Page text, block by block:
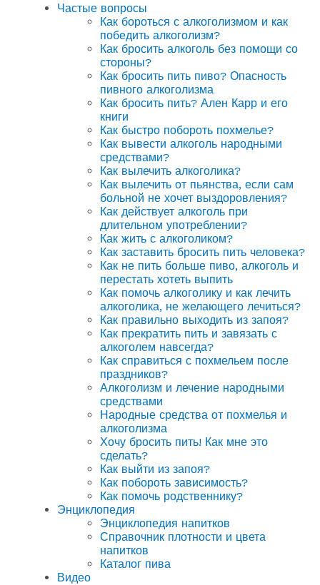
Частые вопросы
Как бороться с алкоголизмом и как
победить алкоголизм?
Как бросить алкоголь без помощи со
стороны?
Как бросить пить пиво? Опасность
пивного алкоголизма
Как бросить пить? Ален Карр и его
книги
Как быстро побороть похмелье?
Как вывести алкоголь народными
средствами?
Как вылечить алкоголика?
Как вылечить от пьянства, если сам
больной не хочет выздоровления?
Как действует алкоголь при
длительном употреблении?
Как жить с алкоголиком?
Как заставить бросить пить человека?
Как не пить больше пиво, алкоголь и
перестать хотеть выпить
Как помочь алкоголику и как лечить
алкоголика, не желающего лечиться?
Как правильно выходить из запоя?
Как прекратить пить и завязать с
алкоголем навсегда?
Как справиться с похмельем после
праздников?
Алкоголизм и лечение народными
средствами
Народные средства от похмелья и
алкоголизма
Хочу бросить пить! Как мне это
сделать?
Как выйти из запоя?
Как побороть зависимость?
Как помочь родственнику?
Энциклопедия
Энциклопедия напитков
Справочник плотности и цвета
напитков
Каталог пива
Видео